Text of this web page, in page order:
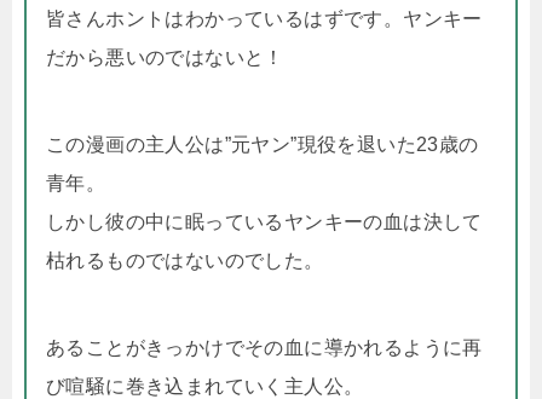
皆さんホントはわかっているはずです。ヤンキー
だから悪いのではないと！
この漫画の主人公は”元ヤン”現役を退いた23歳の
青年。
しかし彼の中に眠っているヤンキーの血は決して
枯れるものではないのでした。
あることがきっかけでその血に導かれるように再
び喧騒に巻き込まれていく主人公。